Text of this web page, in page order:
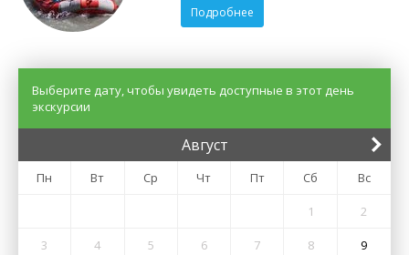
Подробнее
Выберите дату, чтобы увидеть доступные в этот день
экскурсии
Август
Пн Вт Ср Чт Пт Сб Вс
1 2
3 4 5 6 7 8 9